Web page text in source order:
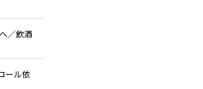
／飲酒
ール依